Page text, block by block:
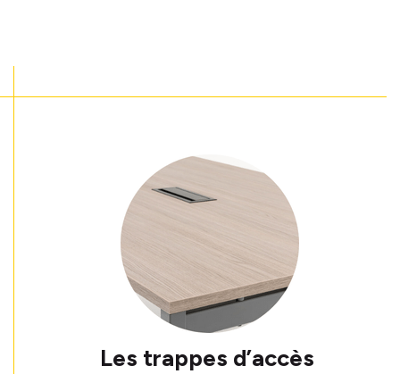
Les trappes d’accès